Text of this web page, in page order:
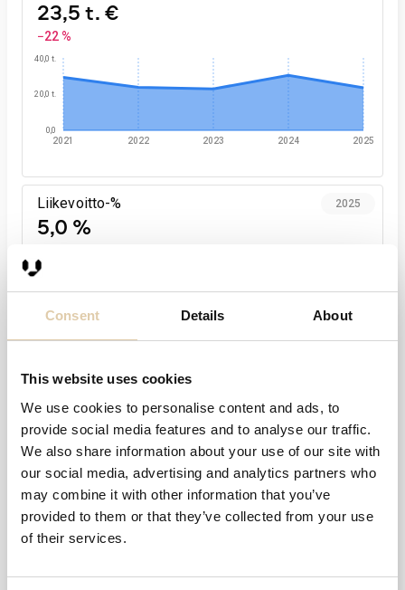
Consent Details About
This website uses cookies
We use cookies to personalise content and ads, to
provide social media features and to analyse our traffic.
We also share information about your use of our site with
our social media, advertising and analytics partners who
may combine it with other information that you’ve
provided to them or that they’ve collected from your use
of their services.
23,5 t. €
−22 %
2021 2022 2023 2024 2025
0,0
20,0 t.
40,0 t.
Liikevoitto-%
5,0 %
2025
0
Henkilöstö
1
0,5